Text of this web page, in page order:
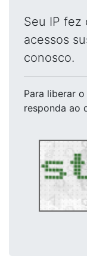
Seu IP fez
acessos
conosco.
Para liberar o
responda ao